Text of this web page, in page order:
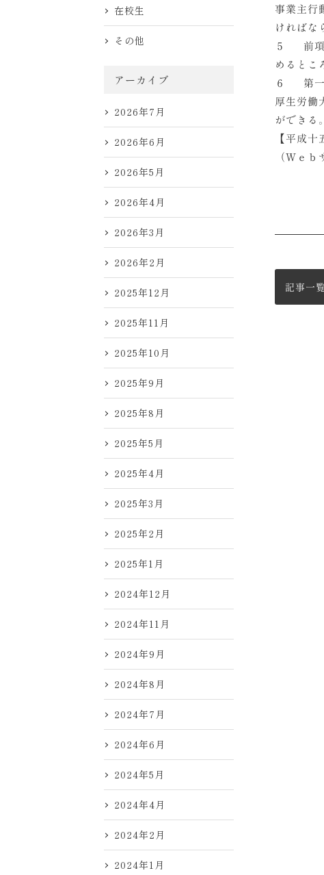
在校生
その他
アーカイブ
2026年7月
2026年6月
2026年5月
2026年4月
2026年3月
2026年2月
2025年12月
2025年11月
2025年10月
2025年9月
2025年8月
2025年5月
2025年4月
2025年3月
2025年2月
2025年1月
2024年12月
2024年11月
2024年9月
2024年8月
2024年7月
2024年6月
2024年5月
2024年4月
2024年2月
2024年1月
事業主行
ければな
５ 前項
めるとこ
６ 第一
厚生労働
ができる。
【平成
（Ｗｅ
記事一